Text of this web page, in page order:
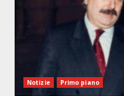
Notizie Primo piano